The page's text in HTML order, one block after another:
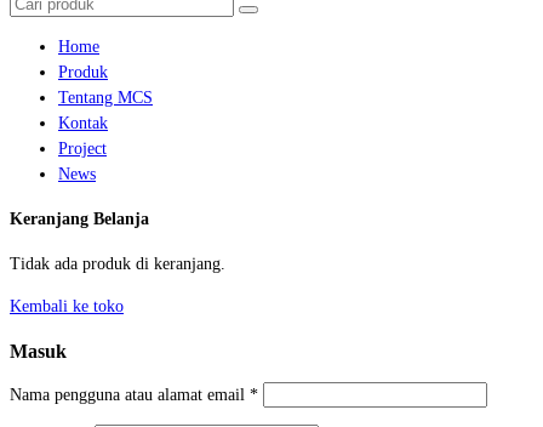
Home
Produk
Tentang MCS
Kontak
Project
News
Keranjang Belanja
Tidak ada produk di keranjang.
Kembali ke toko
Masuk
Nama pengguna atau alamat email *